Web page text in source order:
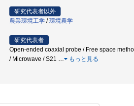
研究代表者以外
農業環境工学 /環境農学
研究代表者
Open-ended coaxial probe / Free space
/ Microwave / S21 … もっと見る